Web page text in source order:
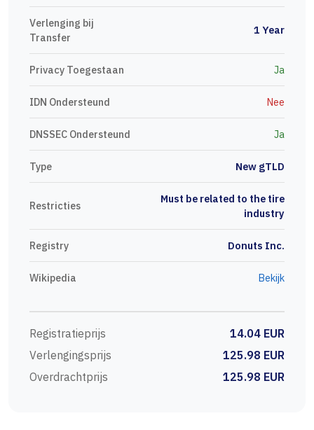
Verlenging bij
Transfer
1 Year
Privacy Toegestaan Ja
IDN Ondersteund Nee
DNSSEC Ondersteund Ja
Type New gTLD
Restricties
Must be related to the tire
industry
Registry Donuts Inc.
Wikipedia Bekijk
Registratieprijs
14.04 EUR
Verlengingsprijs
125.98 EUR
Overdrachtprijs
125.98 EUR